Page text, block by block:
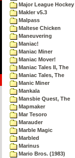
Major League Hockey
Makler v5.3
Malpass
Maltese Chicken
Maneuvering
Maniac!
Maniac Miner
Maniac Mover!
Maniac Tales II, The
Maniac Tales, The
Manic Miner
Mankala
Mansbie Quest, The
Mapmaker
Mar Tesoro
Marauder
Marble Magic
Marbled
Marinus
Mario Bros. (1983)